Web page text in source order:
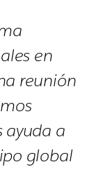
en
reunión
ayuda a
global